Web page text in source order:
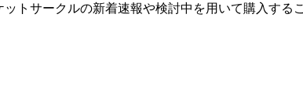
トサークルの新着速報や検討中を用いて購入する